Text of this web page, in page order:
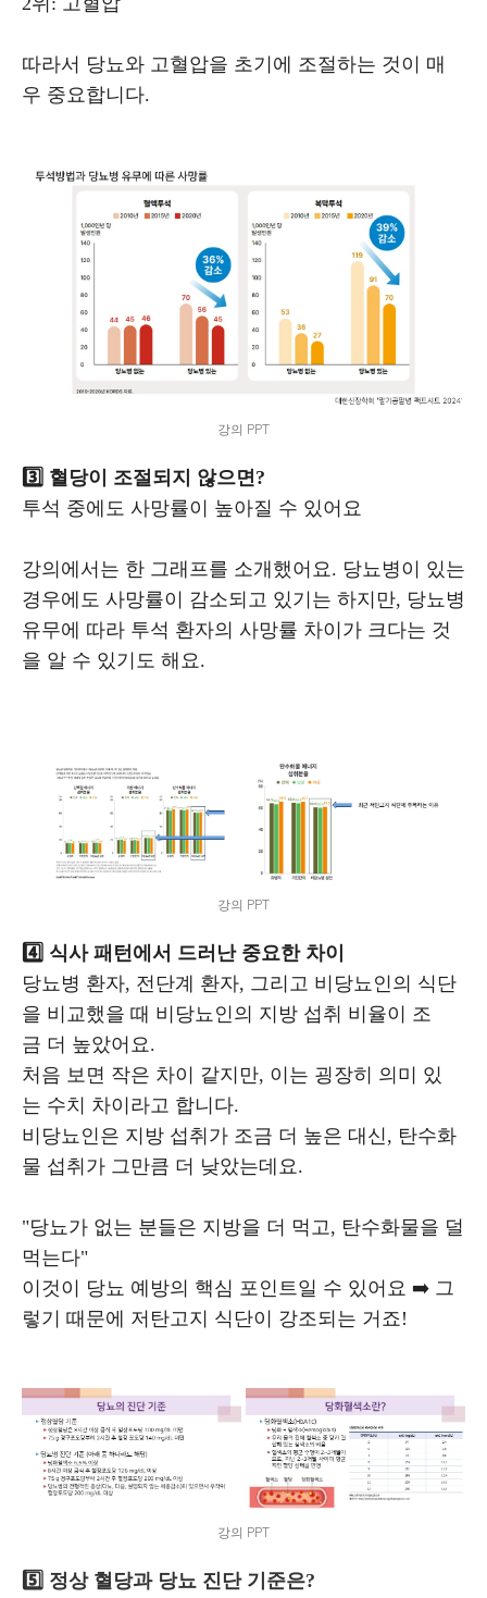
따라서 당뇨와 고혈압을 초기에 조절하는 것이 매
우 중요합니다.
강의 PPT
3️⃣ 혈당이 조절되지 않으면?
투석 중에도 사망률이 높아질 수 있어요
강의에서는 한 그래프를 소개했어요. 당뇨병이 있는
경우에도 사망률이 감소되고 있기는 하지만, 당뇨병
유무에 따라 투석 환자의 사망률 차이가 크다는 것
을 알 수 있기도 해요.
강의 PPT
4️⃣ 식사 패턴에서 드러난 중요한 차이
당뇨병 환자, 전단계 환자, 그리고 비당뇨인의 식단
을 비교했을 때 비당뇨인의 지방 섭취 비율이 조
금 더 높았어요.
처음 보면 작은 차이 같지만, 이는 굉장히 의미 있
는 수치 차이라고 합니다.
비당뇨인은 지방 섭취가 조금 더 높은 대신, 탄수화
물 섭취가 그만큼 더 낮았는데요.
"당뇨가 없는 분들은 지방을 더 먹고, 탄수화물을 덜
먹는다"
이것이 당뇨 예방의 핵심 포인트일 수 있어요 ➡️ 그
렇기 때문에 저탄고지 식단이 강조되는 거죠!
강의 PPT
5️⃣ 정상 혈당과 당뇨 진단 기준은?